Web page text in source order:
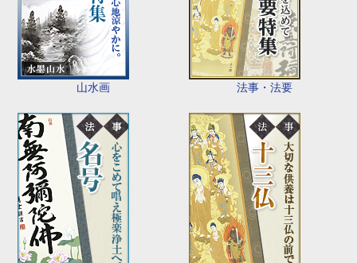
山水画 法事・法要